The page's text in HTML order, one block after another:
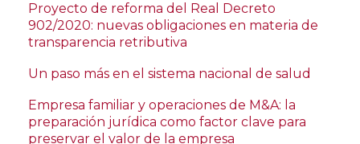
Proyecto de reforma del Real Decreto
902/2020: nuevas obligaciones en materia de
transparencia retributiva
Un paso más en el sistema nacional de salud
Empresa familiar y operaciones de M&A: la
preparación jurídica como factor clave para
preservar el valor de la empresa